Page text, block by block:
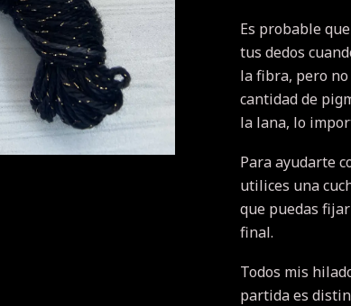
Es probable
tus dedos
la fibra, pero
cantidad de
la lana, lo
Para ayudarte
utilices una
que puedas
final.
Todos mis
partida es